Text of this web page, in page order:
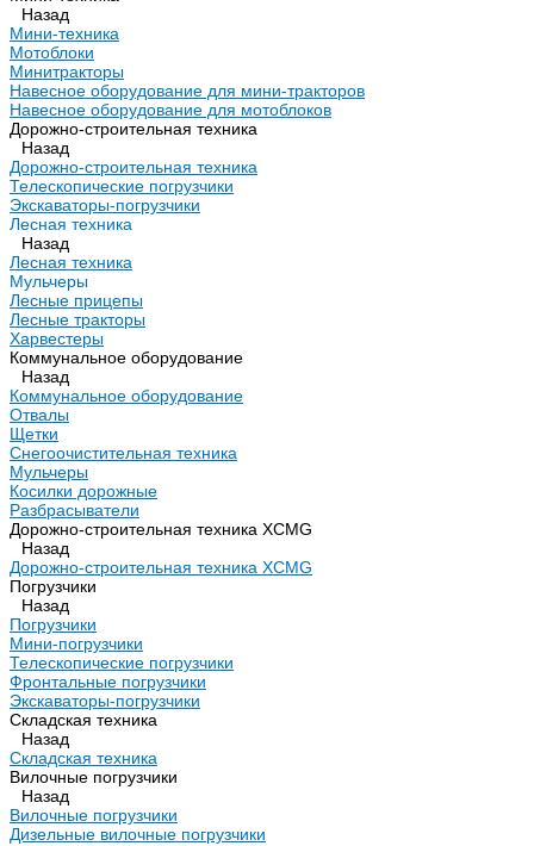
Назад
Мини-техника
Мотоблоки
Минитракторы
Навесное оборудование для мини-тракторов
Навесное оборудование для мотоблоков
Дорожно-строительная техника
Назад
Дорожно-строительная техника
Телескопические погрузчики
Экскаваторы-погрузчики
Лесная техника
Назад
Лесная техника
Мульчеры
Лесные прицепы
Лесные тракторы
Харвестеры
Коммунальное оборудование
Назад
Коммунальное оборудование
Отвалы
Щетки
Снегоочистительная техника
Мульчеры
Косилки дорожные
Разбрасыватели
Дорожно-строительная техника XCMG
Назад
Дорожно-строительная техника XCMG
Погрузчики
Назад
Погрузчики
Мини-погрузчики
Телескопические погрузчики
Фронтальные погрузчики
Экскаваторы-погрузчики
Складская техника
Назад
Складская техника
Вилочные погрузчики
Назад
Вилочные погрузчики
Дизельные вилочные погрузчики